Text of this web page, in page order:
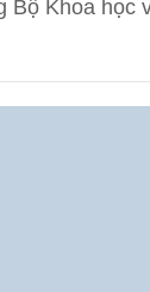
Bộ Khoa học